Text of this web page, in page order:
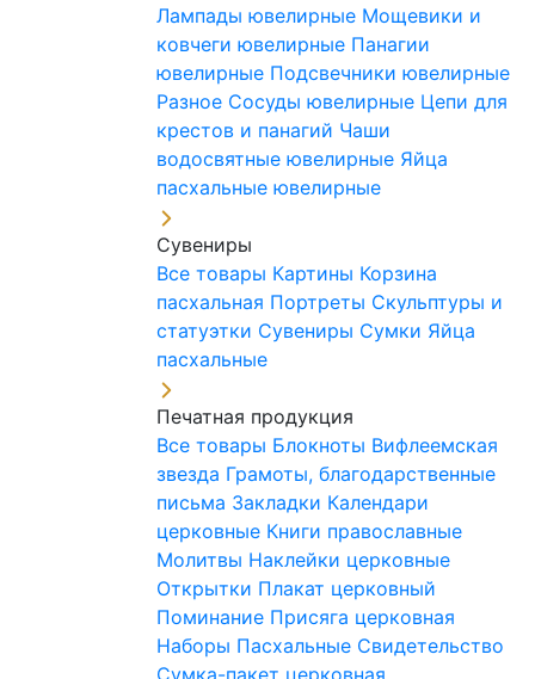
Лампады ювелирные Мощевики и
ковчеги ювелирные Панагии
ювелирные Подсвечники ювелирные
Разное Сосуды ювелирные Цепи для
крестов и панагий Чаши
водосвятные ювелирные Яйца
пасхальные ювелирные
Сувениры
Все товары Картины Корзина
пасхальная Портреты Скульптуры и
статуэтки Сувениры Сумки Яйца
пасхальные
Печатная продукция
Все товары Блокноты Вифлеемская
звезда Грамоты, благодарственные
письма Закладки Календари
церковные Книги православные
Молитвы Наклейки церковные
Открытки Плакат церковный
Поминание Присяга церковная
Наборы Пасхальные Свидетельство
Сумка-пакет церковная